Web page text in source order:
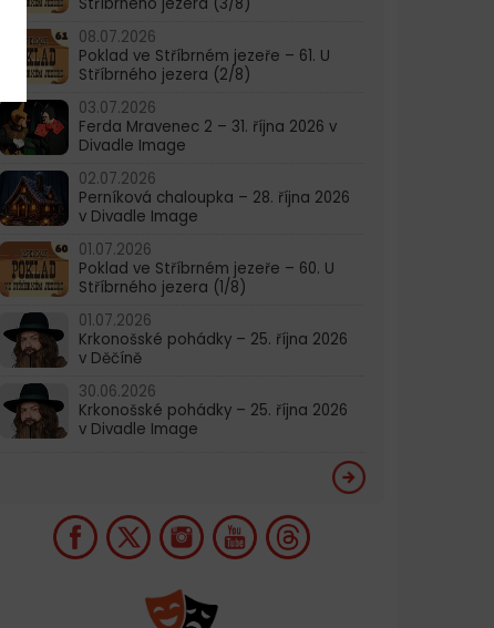
08.07.2026
Poklad ve Stříbrném jezeře – 61. U
Stříbrného jezera (2/8)
03.07.2026
Ferda Mravenec 2 – 31. října 2026 v
Divadle Image
02.07.2026
Perníková chaloupka – 28. října 2026
v Divadle Image
01.07.2026
Poklad ve Stříbrném jezeře – 60. U
Stříbrného jezera (1/8)
01.07.2026
Krkonošské pohádky – 25. října 2026
v Děčíně
30.06.2026
Krkonošské pohádky – 25. října 2026
v Divadle Image